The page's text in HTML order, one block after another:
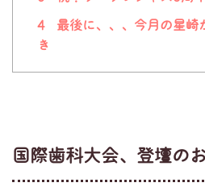
4
最後に、、、 ​今月の星
き
国際歯科大会、登壇の